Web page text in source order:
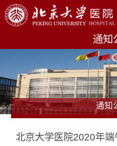
通知
通知
北京大学医院2020年